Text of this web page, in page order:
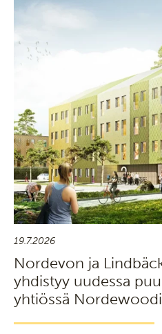
19.7.2026
Nordevon ja
yhdistyy uudessa
yhtiössä